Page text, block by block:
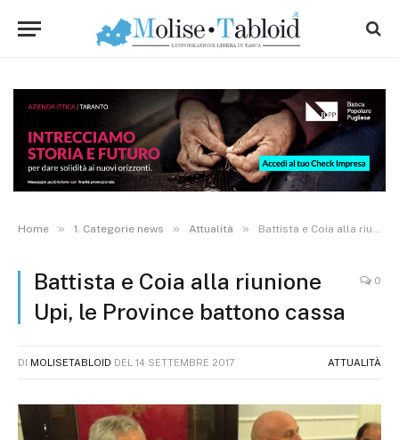
Home » 1. Categorie news » Attualità » Battista e Coia alla riunione Upi, le Province battono cassa
Battista e Coia alla riunione
Upi, le Province battono cassa
0
DI MOLISETABLOID DEL 14 SETTEMBRE 2017 ATTUALITÀ